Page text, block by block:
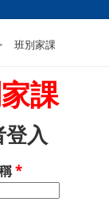
班別家課
課
入
*